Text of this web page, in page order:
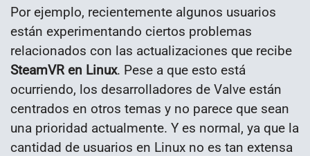
Por ejemplo, recientemente algunos usuarios
están experimentando ciertos problemas
relacionados con las actualizaciones que recibe
SteamVR en Linux. Pese a que esto está
ocurriendo, los desarrolladores de Valve están
centrados en otros temas y no parece que sean
una prioridad actualmente. Y es normal, ya que la
cantidad de usuarios en Linux no es tan extensa